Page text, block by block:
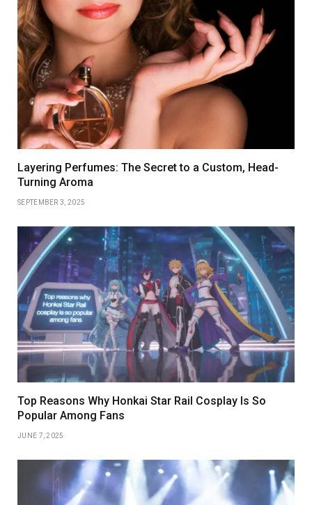
Layering Perfumes: The Secret to a Custom, Head-
Turning Aroma
SEPTEMBER 3, 2025
Top Reasons Why Honkai Star Rail Cosplay Is So
Popular Among Fans
JUNE 7, 2025